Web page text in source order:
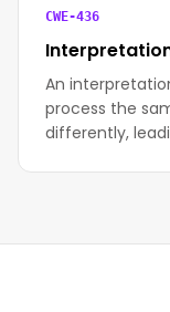
CWE-436
An
process the
differently,